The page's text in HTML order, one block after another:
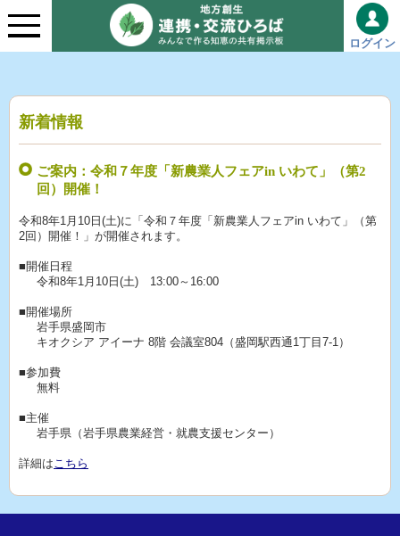
ログイン
新着情報
ご案内：令和７年度「新農業人フェアin いわて」（第2
回）開催！
令和8年1月10日(土)に「令和７年度「新農業人フェアin いわて」（第
2回）開催！」が開催されます。
■開催日程
令和8年1月10日(土) 13:00～16:00
■開催場所
岩手県盛岡市
キオクシア アイーナ 8階 会議室804（盛岡駅西通1丁目7-1）
■参加費
無料
■主催
岩手県（岩手県農業経営・就農支援センター）
詳細はこちら